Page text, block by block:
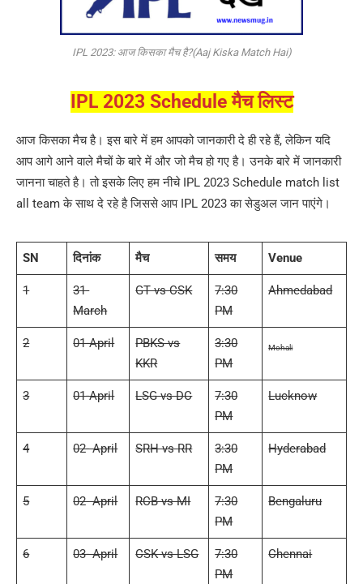
IPL 2023: आज किसका मैच है?(Aaj Kiska Match Hai)
IPL 2023 Schedule मैच लिस्ट
आज किसका मैच है। इस बारे में हम आपको जानकारी दे ही रहे हैं, लेकिन यदि
आप आगे आने वाले मैचों के बारे में और जो मैच हो गए है। उनके बारे में जानकारी
जानना चाहते है। तो इसके लिए हम नीचे IPL 2023 Schedule match list
all team के साथ दे रहे है जिससे आप IPL 2023 का सेडुअल जान पाएंगे।
SN दिनांक मैच समय Venue
1
31-
March
GT vs CSK
7:30
PM
Ahmedabad
2 01-April
PBKS vs
KKR
3:30
PM
Mohali
3 01-April LSG vs DC
7:30
PM
Lucknow
4 02- April SRH vs RR
3:30
PM
Hyderabad
5 02- April RCB vs MI
7:30
PM
Bengaluru
6 03- April CSK vs LSG
7:30
PM
Chennai